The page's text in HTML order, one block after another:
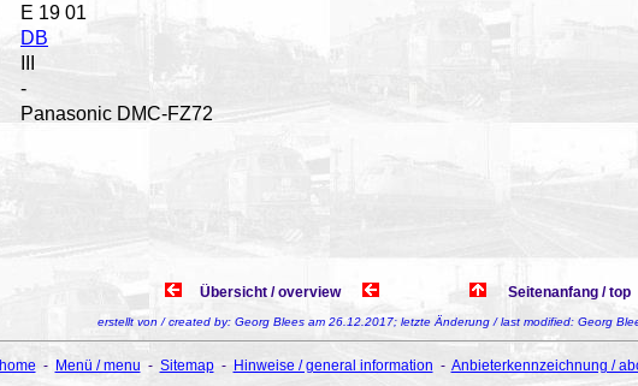
E 19 01
DB
-
Panasonic DMC-FZ72
Übersicht / overview Seitenanfang /
erstellt von / created by: Georg Blees am 26.12.2017; letzte Änderung / last modified: Georg
home- Menü / menu - Sitemap- Hinweise / general information - Anbieterkennzeichnung /